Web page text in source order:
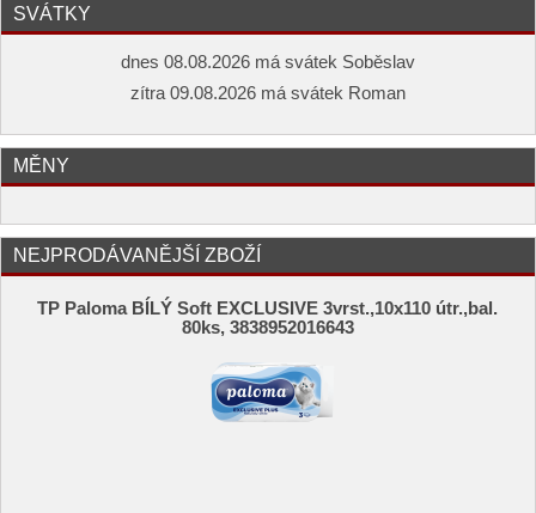
SVÁTKY
dnes 08.08.2026 má svátek Soběslav
zítra 09.08.2026 má svátek Roman
MĚNY
NEJPRODÁVANĚJŠÍ ZBOŽÍ
TP Paloma BÍLÝ Soft EXCLUSIVE 3vrst.,10x110 útr.,bal.
80ks, 3838952016643